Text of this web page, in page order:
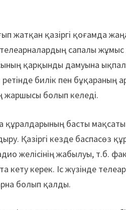
жатқан қазіргі қоғамда
сапалы
қарқынды дамуына ықпал
билік пен бұқараның
жаршысы болып келеді.
басты мақсаты
Қазіргі кезде баспасөз
желісінің жабылуы, т.б.
кету керек. Іс жүзінде
болып қалды.